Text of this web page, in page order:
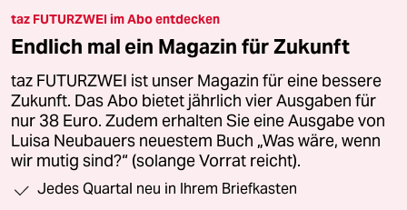
taz FUTURZWEI im Abo entdecken
Endlich mal ein Magazin für Zukunft
taz FUTURZWEI ist unser Magazin für eine bessere
Zukunft. Das Abo bietet jährlich vier Ausgaben für
nur 38 Euro. Zudem erhalten Sie eine Ausgabe von
Luisa Neubauers neuestem Buch „Was wäre, wenn
wir mutig sind?“ (solange Vorrat reicht).
Jedes Quartal neu in Ihrem Briefkasten